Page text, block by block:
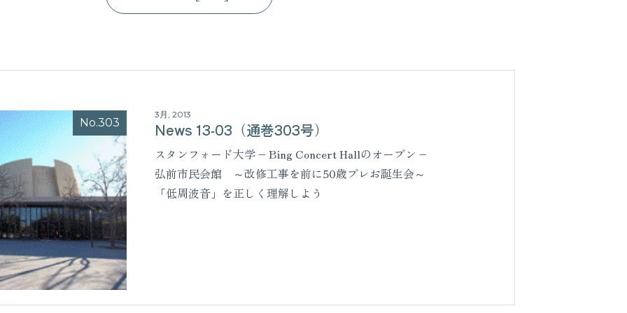
No.303
3月, 2013
News 13-03（通巻303号）
スタンフォード大学 – Bing Concert Hallのオープン –
弘前市民会館 ～改修工事を前に50歳プレお誕生会～
「低周波音」を正しく理解しよう